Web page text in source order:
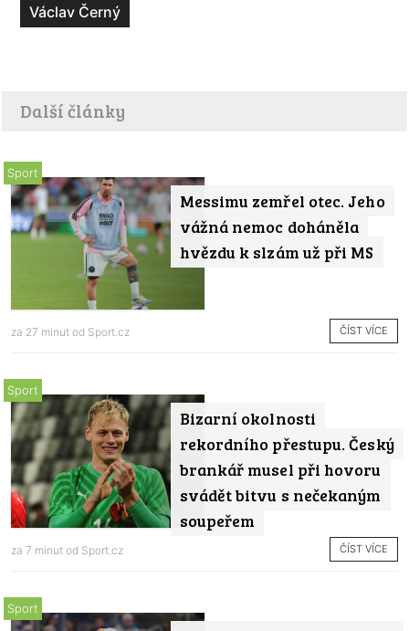
Václav Černý
Další články
Messimu zemřel otec. Jeho
vážná nemoc doháněla
hvězdu k slzám už při MS
Sport
za 27 minut od Sport.cz ČÍST VÍCE
Bizarní okolnosti
rekordního přestupu. Český
brankář musel při hovoru
svádět bitvu s nečekaným
soupeřem
Sport
za 7 minut od Sport.cz ČÍST VÍCE
Sport